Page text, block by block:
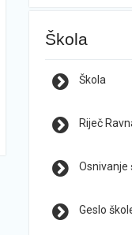
Škola
Škola
Riječ
Osnivanje
Geslo